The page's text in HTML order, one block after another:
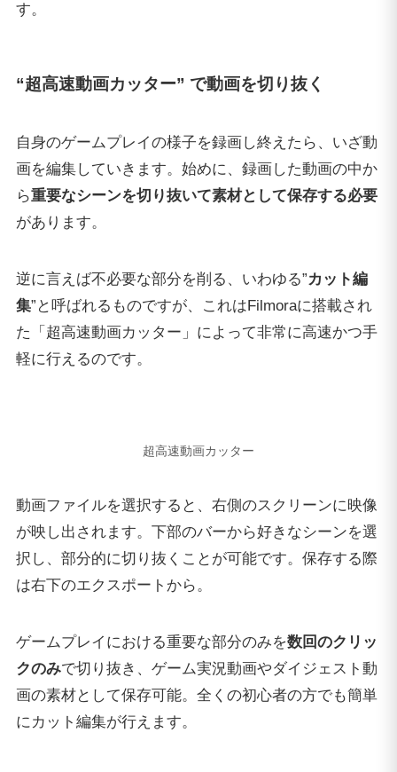
す。
“超高速動画カッター” で動画を切り抜く
自身のゲームプレイの様子を録画し終えたら、いざ動
画を編集していきます。始めに、録画した動画の中か
ら重要なシーンを切り抜いて素材として保存する必要
があります。
逆に言えば不必要な部分を削る、いわゆる”カット編
集”と呼ばれるものですが、これはFilmoraに搭載され
た「超高速動画カッター」によって非常に高速かつ手
軽に行えるのです。
超高速動画カッター
動画ファイルを選択すると、右側のスクリーンに映像
が映し出されます。下部のバーから好きなシーンを選
択し、部分的に切り抜くことが可能です。保存する際
は右下のエクスポートから。
ゲームプレイにおける重要な部分のみを数回のクリッ
クのみで切り抜き、ゲーム実況動画やダイジェスト動
画の素材として保存可能。全くの初心者の方でも簡単
にカット編集が行えます。